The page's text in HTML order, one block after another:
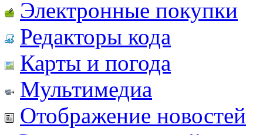
Электронные покупки
Редакторы кода
Карты и погода
Мультимедиа
Отображение новостей